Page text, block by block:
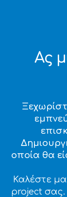
Ας
οποία θα
Καλέστε
project